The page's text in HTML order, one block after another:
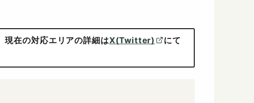
現在の対応エリアの詳細はX(Twitter)
にて